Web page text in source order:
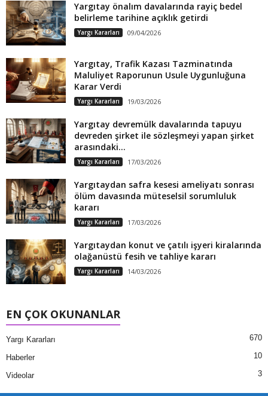
Yargıtay önalım davalarında rayiç bedel
belirleme tarihine açıklık getirdi
Yargı Kararları 09/04/2026
Yargıtay, Trafik Kazası Tazminatında
Maluliyet Raporunun Usule Uygunluğuna
Karar Verdi
Yargı Kararları 19/03/2026
Yargıtay devremülk davalarında tapuyu
devreden şirket ile sözleşmeyi yapan şirket
arasındaki...
Yargı Kararları 17/03/2026
Yargıtaydan safra kesesi ameliyatı sonrası
ölüm davasında müteselsil sorumluluk
kararı
Yargı Kararları 17/03/2026
Yargıtaydan konut ve çatılı işyeri kiralarında
olağanüstü fesih ve tahliye kararı
Yargı Kararları 14/03/2026
EN ÇOK OKUNANLAR
Yargı Kararları 670
Haberler 10
Videolar 3